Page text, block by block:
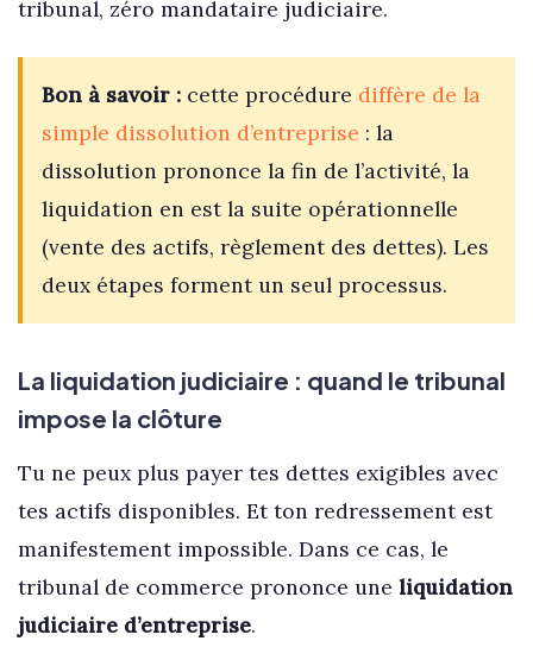
tribunal, zéro mandataire judiciaire.
Bon à savoir :cette procédure diffère de la
simple dissolution d’entreprise : la
dissolution prononce la fin de l’activité, la
liquidation en est la suite opérationnelle
(vente des actifs, règlement des dettes). Les
deux étapes forment un seul processus.
La liquidation judiciaire : quand le tribunal
impose la clôture
Tu ne peux plus payer tes dettes exigibles avec
tes actifs disponibles. Et ton redressement est
manifestement impossible. Dans ce cas, le
tribunal de commerce prononce une liquidation
judiciaire d’entreprise.